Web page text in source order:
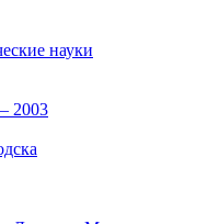
науки
2003